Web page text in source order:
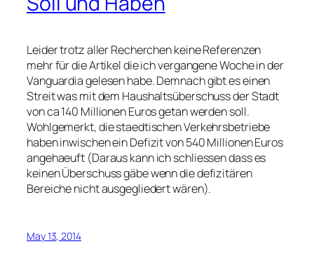
Leider trotz aller Recherchen keine Referenzen
mehr für die Artikel die ich vergangene Woche in der
Vanguardia gelesen habe. Demnach gibt es einen
Streit was mit dem Haushaltsüberschuss der Stadt
von ca 140 Millionen Euros getan werden soll.
Wohlgemerkt, die staedtischen Verkehrsbetriebe
haben inwischen ein Defizit von 540 Millionen Euros
angehaeuft (Daraus kann ich schliessen dass es
keinen Überschuss gäbe wenn die defizitären
Bereiche nicht ausgegliedert wären).
May 13, 2014